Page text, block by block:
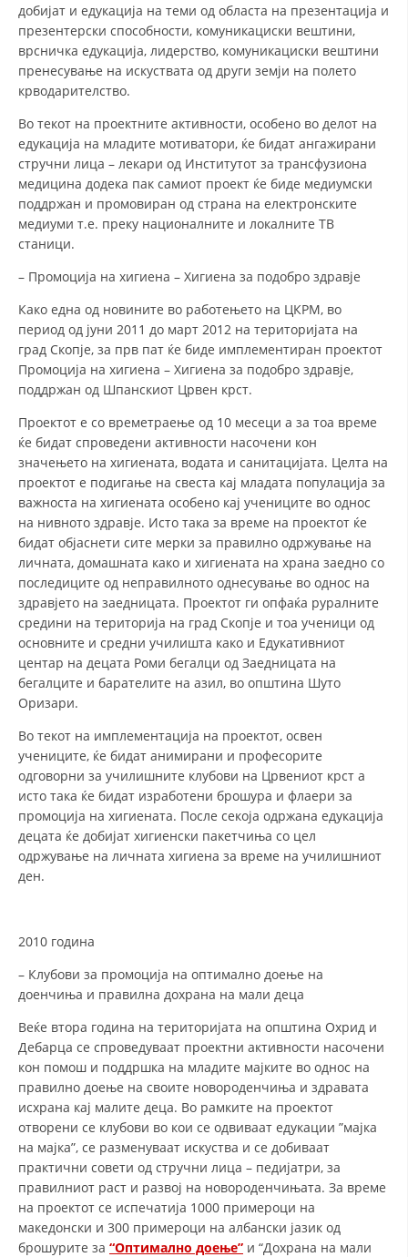
УПОТРЕБА И ЗАШТИТА НА АМБЛЕМОТ
СОЦИЈАЛНО ХУМАНИТАРНА ДЕЈНОСТ
КАКО ДА ДОНИРАТЕ
ПОДГОТВЕНОСТ И ДЕЈСТВО ПРИ КАТАСТРОФИ
ТИМ ЗА ОДГОВОР ПРИ КАТАСТРОФИ ПРИ ООЦК КУМАНОВО
ОДНОСИ СО ЈАВНОСТ
ИСТРАЖУВАЊЕ НА ЈАВНО МИСЛЕЊЕ
ЗНАЧЕЊЕ НА СЛУЖБАТА ЗА БАРАЊЕ
ФОРМУЛАРИ ЗА БАРАЊА
ЗДРАВСТВЕНО ПРЕВЕНТИВНА ДЕЈНОСТ
ПРВА ПОМОШ
КРВОДАРИТЕЛСТВО
ИНФОРМАЦИИ ЗА БОЛЕСТИ
ЗА НАС
ДЕЈСТВУВАЊЕ
ПРИРАЧНИЦИ
СТРАТЕГИИ
ЕДУКАТИВНО ИНФОРМАТИВНИ МАТЕРИЈАЛИ
БРОШУРИ
добијат и едукација на теми од областа на презентација и
презентерски способности, комуникациски вештини,
врсничка едукација, лидерство, комуникациски вештини
пренесување на искуствата од други земји на полето
крводарителство.
Во текот на проектните активности, особено во делот на
едукација на младите мотиватори, ќе бидат ангажирани
стручни лица – лекари од Институтот за трансфузиона
медицина додека пак самиот проект ќе биде медиумски
поддржан и промовиран од страна на електронските
медиуми т.е. преку националните и локалните ТВ
станици.
– Промоција на хигиена – Хигиена за подобро здравје
Како една од новините во работењето на ЦКРМ, во
период од јуни 2011 до март 2012 на територијата на
град Скопје, за прв пат ќе биде имплементиран проектот
Промоција на хигиена – Хигиена за подобро здравје,
поддржан од Шпанскиот Црвен крст.
Проектот е со времетраење од 10 месеци а за тоа време
ќе бидат спроведени активности насочени кон
значењето на хигиената, водата и санитацијата. Целта на
проектот е подигање на свеста кај младата популација за
важноста на хигиената особено кај учениците во однос
на нивното здравје. Исто така за време на проектот ќе
бидат објаснети сите мерки за правилно одржување на
личната, домашната како и хигиената на храна заедно со
последиците од неправилното однесување во однос на
здравјето на заедницата. Проектот ги опфаќа руралните
средини на територија на град Скопје и тоа ученици од
основните и средни училишта како и Едукативниот
центар на децата Роми бегалци од Заедницата на
бегалците и барателите на азил, во општина Шуто
Оризари.
Во текот на имплементација на проектот, освен
учениците, ќе бидат анимирани и професорите
одговорни за училишните клубови на Црвениот крст а
исто така ќе бидат изработени брошура и флаери за
промоција на хигиената. После секоја одржана едукација
децата ќе добијат хигиенски пакетчиња со цел
одржување на личната хигиена за време на училишниот
ден.
2010 година
– Клубови за промоција на оптимално доење на
доенчиња и правилна дохрана на мали деца
Веќе втора година на територијата на општина Охрид и
Дебарца се спроведуваат проектни активности насочени
кон помош и поддршка на младите мајките во однос на
правилно доење на своите новороденчиња и здравата
исхрана кај малите деца. Во рамките на проектот
отворени се клубови во кои се одвиваат едукации ”мајка
на мајка”, се разменуваат искуства и се добиваат
практични совети од стручни лица – педијатри, за
правилниот раст и развој на новороденчињата. За време
на проектот се испечатија 1000 примероци на
македонски и 300 примероци на албански јазик од
брошурите за “Оптимално доење” и “Дохрана на мали